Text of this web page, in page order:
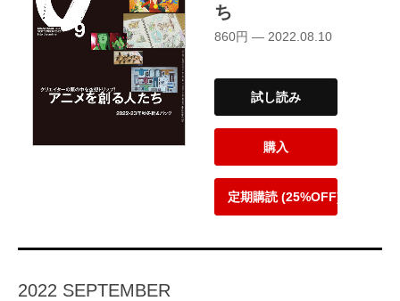
ち
860円 — 2022.08.10
試し読み
購入
定期購読 (25%OFF)
2022 SEPTEMBER